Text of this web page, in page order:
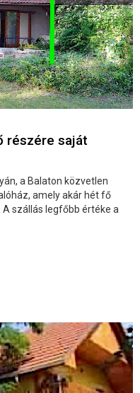
részére saját
a Balaton közvetlen
amely akár hét fő
szállás legfőbb értéke a